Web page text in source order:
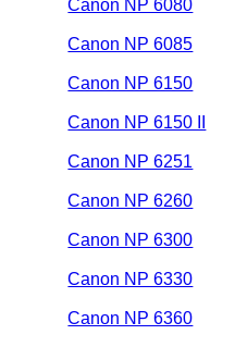
Canon NP 6080
Canon NP 6085
Canon NP 6150
Canon NP 6150 II
Canon NP 6251
Canon NP 6260
Canon NP 6300
Canon NP 6330
Canon NP 6360